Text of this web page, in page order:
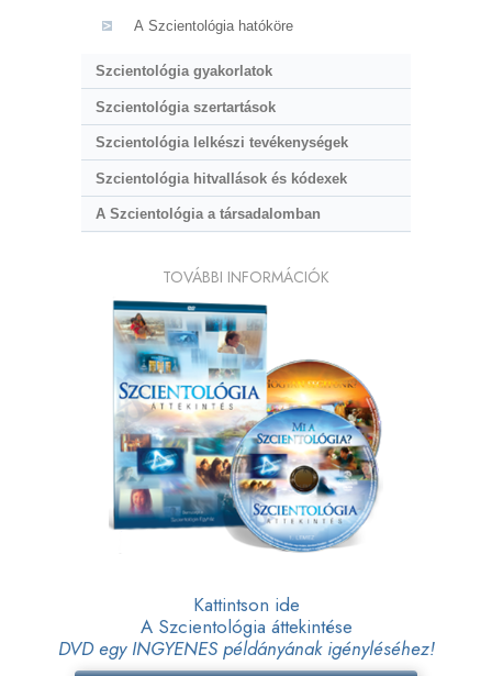
A Szcientológia hatóköre
Szcientológia gyakorlatok
Szcientológia szertartások
Szcientológia lelkészi tevékenységek
Szcientológia hitvallások és kódexek
A Szcientológia a társadalomban
TOVÁBBI INFORMÁCIÓK
Kattintson ide
A Szcientológia áttekintése
DVD egy INGYENES példányának igényléséhez!